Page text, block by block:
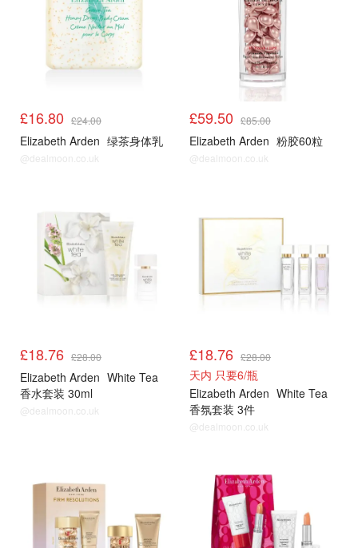
£16.80 £24.00
Elizabeth Arden 绿茶身体乳
@dealmoon.co.uk
£59.50 £85.00
Elizabeth Arden 粉胶60粒
@dealmoon.co.uk
£18.76 £28.00
Elizabeth Arden White Tea
香水套装 30ml
@dealmoon.co.uk
£18.76 £28.00
天内 只要6/瓶
Elizabeth Arden White Tea
香氛套装 3件
@dealmoon.co.uk